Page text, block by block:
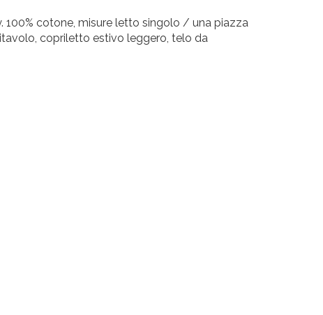
cotone, misure letto singolo / una piazza
copriletto estivo leggero, telo da